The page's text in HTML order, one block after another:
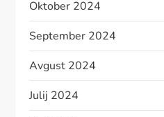
Oktober 2024
September 2024
Avgust 2024
Julij 2024